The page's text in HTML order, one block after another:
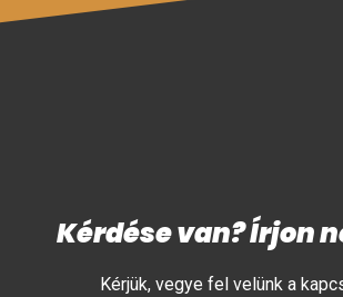
Kérdése van? Írjon
Kérjük, vegye fel velünk a